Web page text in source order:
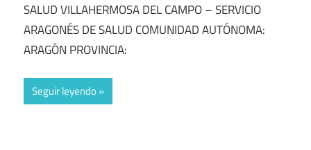
SALUD VILLAHERMOSA DEL CAMPO – SERVICIO
ARAGONÉS DE SALUD COMUNIDAD AUTÓNOMA:
ARAGÓN PROVINCIA:
Seguir leyendo